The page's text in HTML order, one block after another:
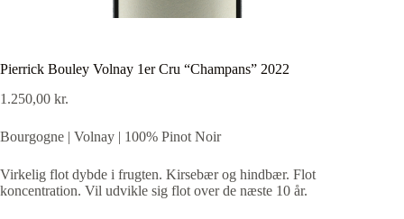
Pierrick Bouley Volnay 1er Cru “Champans” 2022
1.250,00 kr.
Bourgogne | Volnay | 100% Pinot Noir
Virkelig flot dybde i frugten. Kirsebær og hindbær. Flot
koncentration. Vil udvikle sig flot over de næste 10 år.